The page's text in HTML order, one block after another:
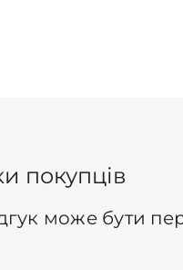
покупців
може бути